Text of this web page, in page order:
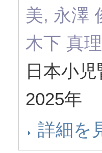
美, 永澤
木下 真
日本小
2025年
詳細を